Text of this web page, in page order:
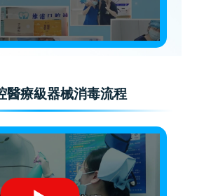
醫療級器械消毒流程